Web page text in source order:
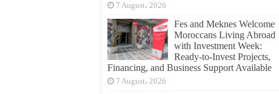
7 August، 2026
Fes and Meknes Welcome
Moroccans Living Abroad
with Investment Week:
Ready-to-Invest Projects,
Financing, and Business Support Available
7 August، 2026